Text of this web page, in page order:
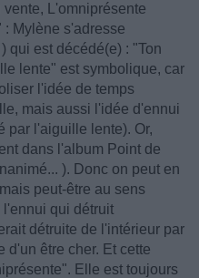
L'omniprésente
Mylène s'adresse
qui est décédé(e) : "Ton
lente" est symbolique, car
l'idée de temps
mais aussi l'idée d'ennui
par l'aiguille lente). Or,
dans l'album Point de
). Donc on peut en
peut-être au sens
l'ennui qui détruit
détruite de l'intérieur par
d'un être cher. Et cette
Elle est toujours